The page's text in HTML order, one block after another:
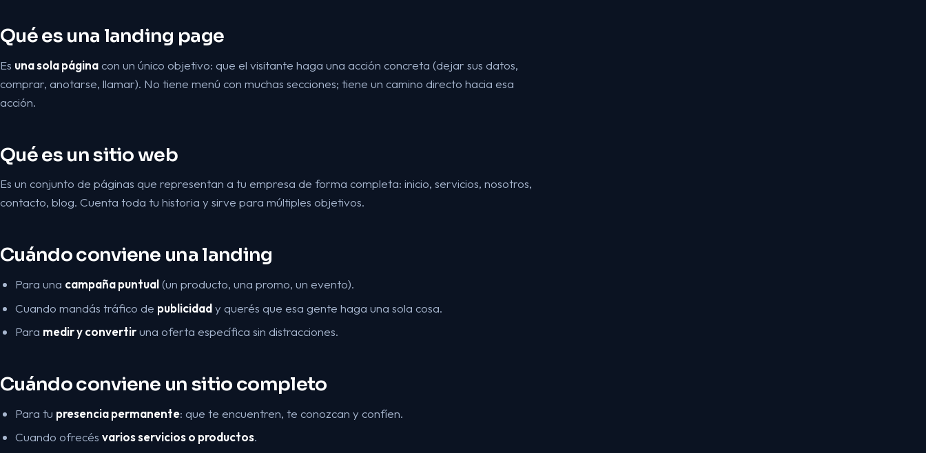
Qué es una landing page
Es una sola páginacon un único objetivo: que el visitante haga una acción concreta (dejar sus datos,
comprar, anotarse, llamar). No tiene menú con muchas secciones; tiene un camino directo hacia esa
acción.
Qué es un sitio web
Es un conjunto de páginas que representan a tu empresa de forma completa: inicio, servicios, nosotros,
contacto, blog. Cuenta toda tu historia y sirve para múltiples objetivos.
Cuándo conviene una landing
Para una campaña puntual(un producto, una promo, un evento).
Cuando mandás tráfico de publicidady querés que esa gente haga una sola cosa.
Para medir y convertiruna oferta específica sin distracciones.
Cuándo conviene un sitio completo
Para tu presencia permanente: que te encuentren, te conozcan y confíen.
Cuando ofrecésvarios servicios o productos.